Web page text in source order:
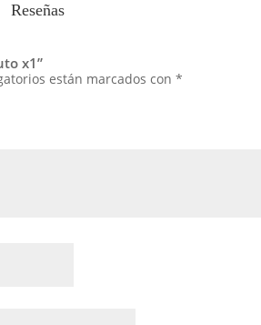
Reseñas
x1”
están marcados con *